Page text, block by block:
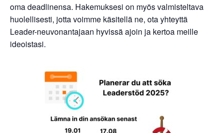
oma deadlinensa. Hakemuksesi on myös valmisteltava
huolellisesti, jotta voimme käsitellä ne, ota yhteyttä
Leader-neuvonantajaan hyvissä ajoin ja kertoa meille
ideoistasi.